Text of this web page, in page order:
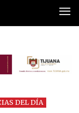
DEL DÍA